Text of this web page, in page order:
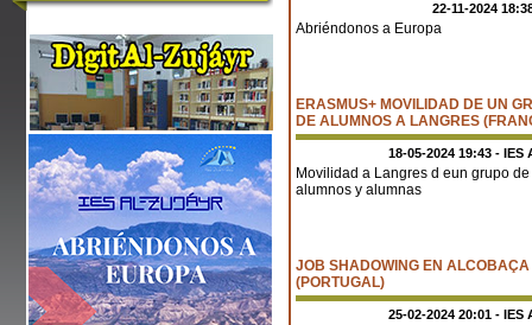
22-11-2024
Abriéndonos a Europa
ERASMUS+ MOVILIDAD DE UN
DE ALUMNOS A LANGRES
18-05-2024 19:43 - IES
Movilidad a Langres d eun grupo de
alumnos y alumnas
JOB SHADOWING EN ALCOBAÇA
(PORTUGAL)
25-02-2024 20:01 - IES